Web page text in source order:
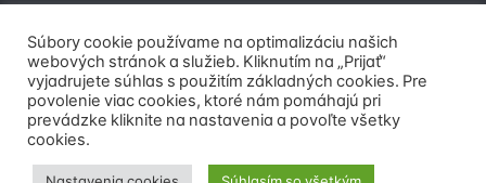
900 28 Ivanka pri Dunaji
+421.904.146.010
info@ip-kamery.tech
Po–Pi 8:00–17:00
Súbory cookie používame na optimalizáciu našich
webových stránok a služieb. Kliknutím na „Prijať“
vyjadrujete súhlas s použitím základných cookies. Pre
povolenie viac cookies, ktoré nám pomáhajú pri
prevádzke kliknite na nastavenia a povoľte všetky
cookies.